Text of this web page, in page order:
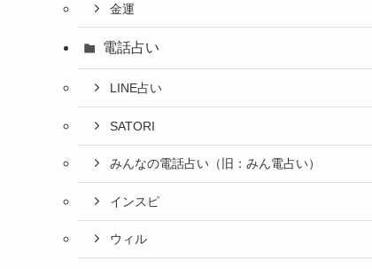
金運
電話占い
LINE占い
SATORI
みんなの電話占い（旧：みん電占い）
インスピ
ウィル